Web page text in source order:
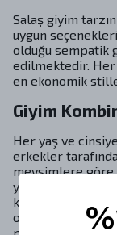
Salaş giyim
uygun
olduğu sempatik
edilmektedir.
en ekonomik
Giyim
Her yaş ve
erkekler
mevsimlere
yaratıcılığın ön
kavram
olduğunun
parçaların